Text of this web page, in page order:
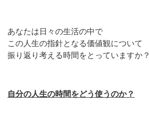
あなたは日々の生活の中で
この人生の指針となる価値観について
振り返り考える時間をとっていますか？
自分の人生の時間をどう使うのか？